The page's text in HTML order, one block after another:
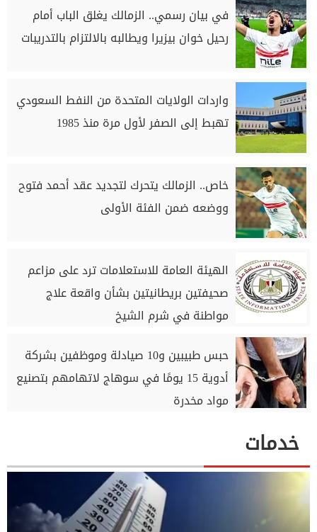
في بيان رسمي.. الزمالك يغلق الباب أمام
رحيل خوان بيزيرا ويطالبه بالالتزام بالتدريبات
واردات الولايات المتحدة من النفط السعودي
تهبط إلى الصفر لأول مرة منذ 1985
خاص.. الزمالك يتحرك لتجديد عقد أحمد فتوح
ووضعه ضمن الفئة الأولى
الهيئة العامة للاستعلامات ترد على مزاعم
صحيفتين بريطانيتين بشأن واقعة علاج
مواطنة في شرم الشيخ
حبس طبيبين و10 صيادلة وموظفين بشركة
أدوية 15 يومًا في سوهاج لاتهامهم بتصنيع
مواد مخدرة
خدمات